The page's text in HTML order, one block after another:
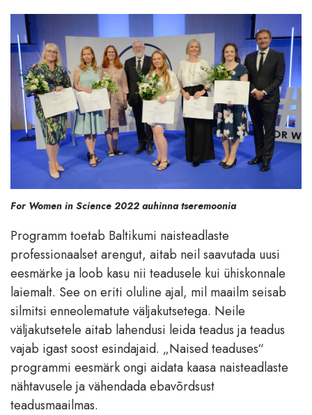
For Women in Science 2022 auhinna tseremoonia
Programm toetab Baltikumi naisteadlaste
professionaalset arengut, aitab neil saavutada uusi
eesmärke ja loob kasu nii teadusele kui ühiskonnale
laiemalt. See on eriti oluline ajal, mil maailm seisab
silmitsi enneolematute väljakutsetega. Neile
väljakutsetele aitab lahendusi leida teadus ja teadus
vajab igast soost esindajaid. „Naised teaduses“
programmi eesmärk ongi aidata kaasa naisteadlaste
nähtavusele ja vähendada ebavõrdsust
teadusmaailmas.